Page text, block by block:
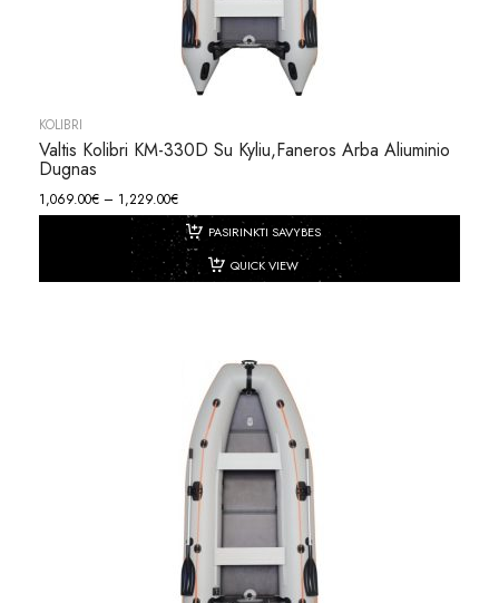
KOLIBRI
Valtis Kolibri KM-330D Su Kyliu,faneros Arba Aliuminio
Dugnas
1,069.00€ – 1,229.00€
PASIRINKTI SAVYBES
QUICK VIEW